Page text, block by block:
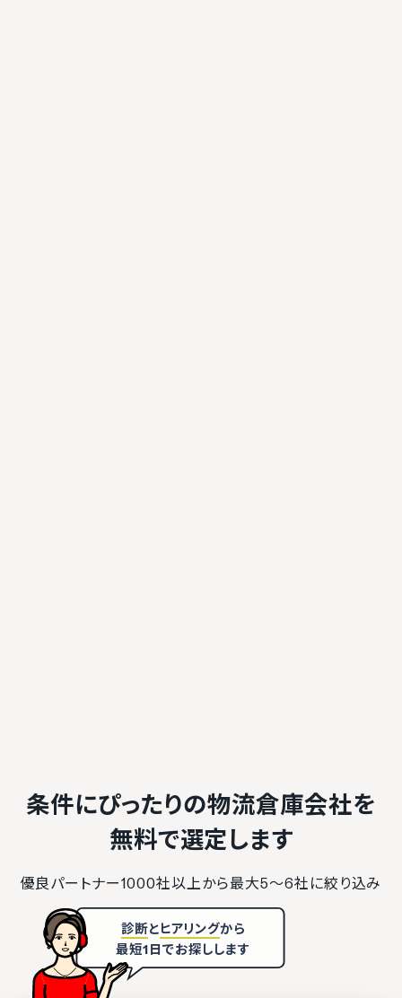
条件にぴったりの物流倉庫会社を
無料で選定します
優良パートナー1000社以上から最大5〜6社に絞り込み
診断とヒアリングから
最短1日でお探しします